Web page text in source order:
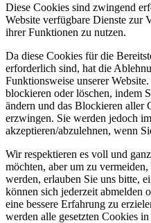
Diese Cookies sind zwingend
Website verfügbare Dienste zur
ihrer Funktionen zu nutzen.
Da diese Cookies für die
erforderlich sind, hat die
Funktionsweise unserer
blockieren oder löschen, indem
ändern und das Blockieren aller
erzwingen. Sie werden jedoch
akzeptieren/abzulehnen, wenn
Wir respektieren es voll und
möchten, aber um zu
werden, erlauben Sie uns bitte,
können sich jederzeit abmelden
eine bessere Erfahrung zu
werden alle gesetzten Cookies